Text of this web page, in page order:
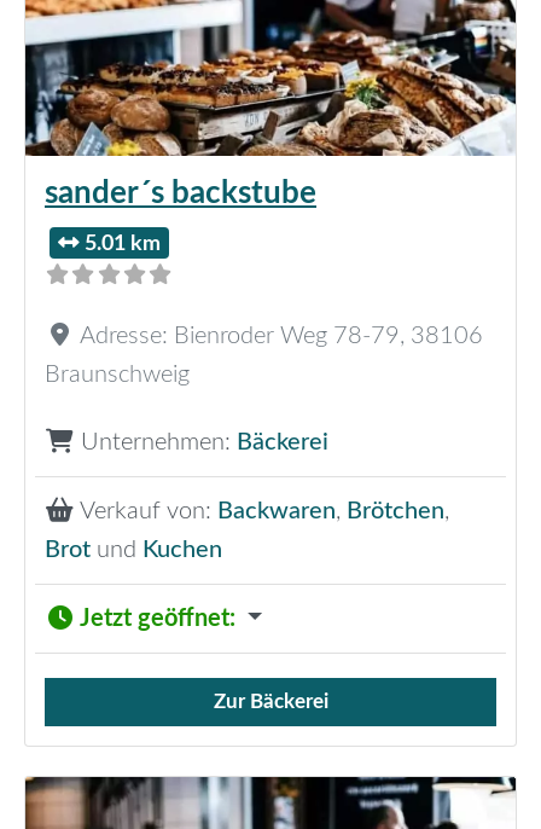
sander´s backstube
5.01 km
Adresse: Bienroder Weg 78-79, 38106
Braunschweig
Unternehmen: Bäckerei
Verkauf von: Backwaren, Brötchen,
Brot und Kuchen
Jetzt geöffnet:
Verkauf von Brötchen,
Zur Bäckerei